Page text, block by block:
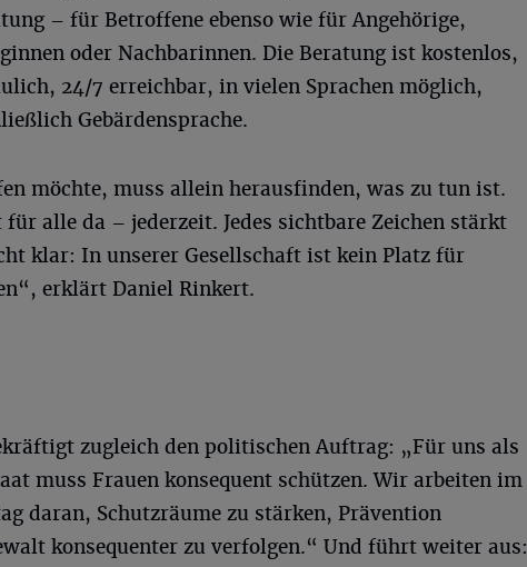
– für Betroffene ebenso wie für Angehörige,
oder Nachbarinnen. Die Beratung ist kostenlos,
24/7 erreichbar, in vielen Sprachen möglich,
Gebärdensprache.
möchte, muss allein herausfinden, was zu tun ist.
alle da – jederzeit. Jedes sichtbare Zeichen stärkt
klar: In unserer Gesellschaft ist kein Platz für
erklärt Daniel Rinkert.
zugleich den politischen Auftrag: „Für uns als
muss Frauen konsequent schützen. Wir arbeiten im
daran, Schutzräume zu stärken, Prävention
konsequenter zu verfolgen.“ Und führt weiter aus: